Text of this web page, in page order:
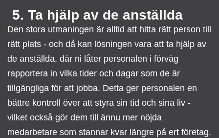
5. Ta hjälp av de anställda
Den stora utmaningen är alltid att hitta rätt person till
rätt plats - och då kan lösningen vara att ta hjälp av
de anställda, där ni låter personalen i förväg
rapportera in vilka tider och dagar som de är
tillgängliga för att jobba. Detta ger personalen en
bättre kontroll över att styra sin tid och sina liv -
vilket också gör dem till ännu mer nöjda
medarbetare som stannar kvar längre på ert företag.